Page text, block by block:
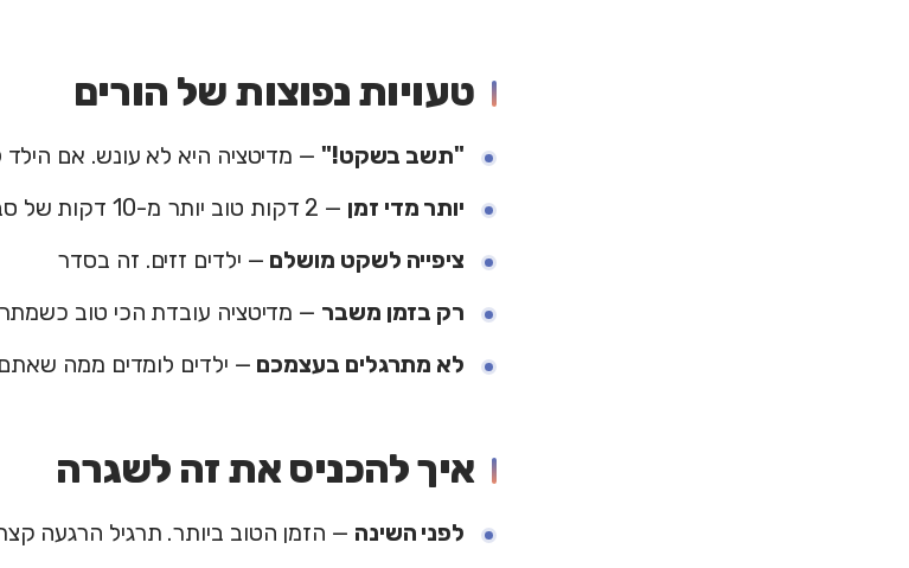
טעויות נפוצות של הורים
"תשב בשקט!" — מדיטציה היא לא עונש. אם
יותר מדי זמן — 2 דקות טוב יותר מ-10 דקות של סבל
ציפייה לשקט מושלם — ילדים זזים. זה בסדר
רק בזמן משבר — מדיטציה עובדת הכי טוב
לא מתרגלים בעצמכם — ילדים לומדים ממה
איך להכניס את זה לשגרה
לפני השינה — הזמן הטוב ביותר. תרגיל הרגעה